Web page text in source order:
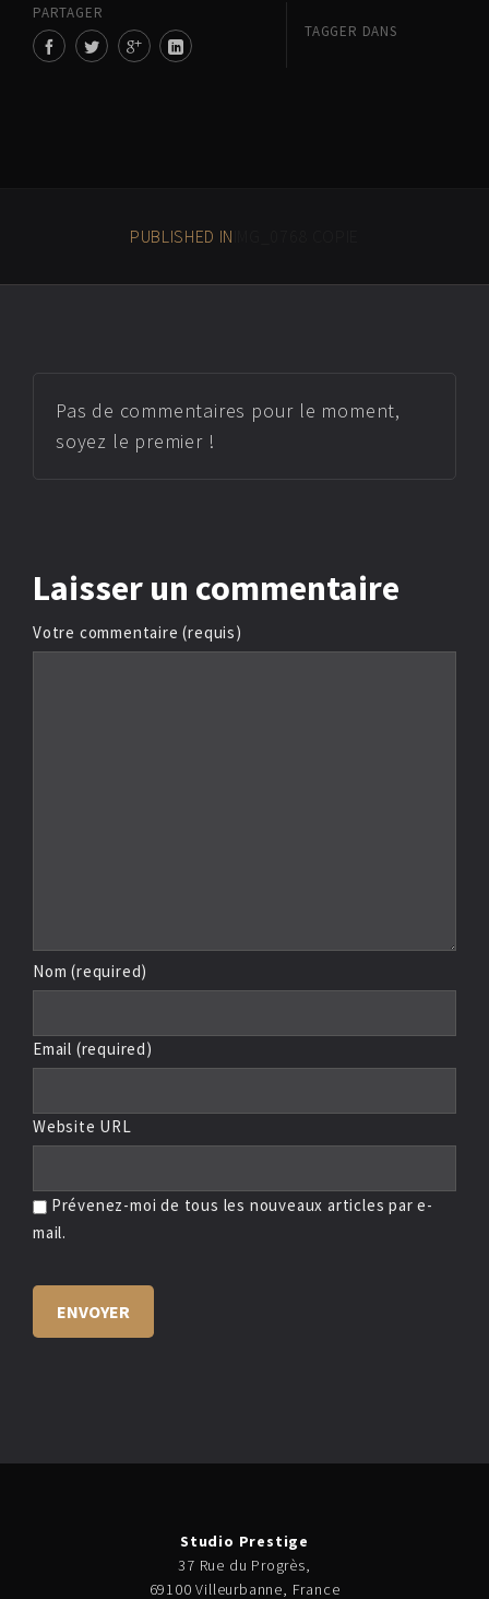
PARTAGER
TAGGER DANS
PUBLISHED IN
Pas de commentaires pour le moment,
soyez le premier !
Laisser un commentaire
Votre commentaire (requis)
Nom (required)
Email (required)
Website URL
Prévenez-moi de tous les nouveaux articles par e-
mail.
Studio Prestige
37 Rue du Progrès,
69100 Villeurbanne, France